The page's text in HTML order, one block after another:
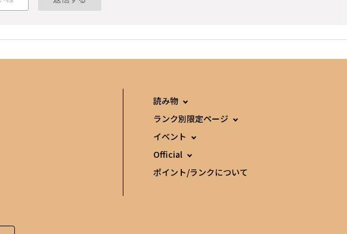
読み物
ランク別限定ページ
イベント
Official
ポイント/ランクについて